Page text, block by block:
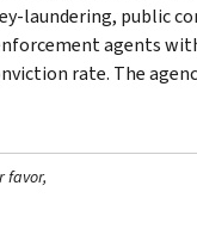
laundering, public
agents
rate. The
favor,